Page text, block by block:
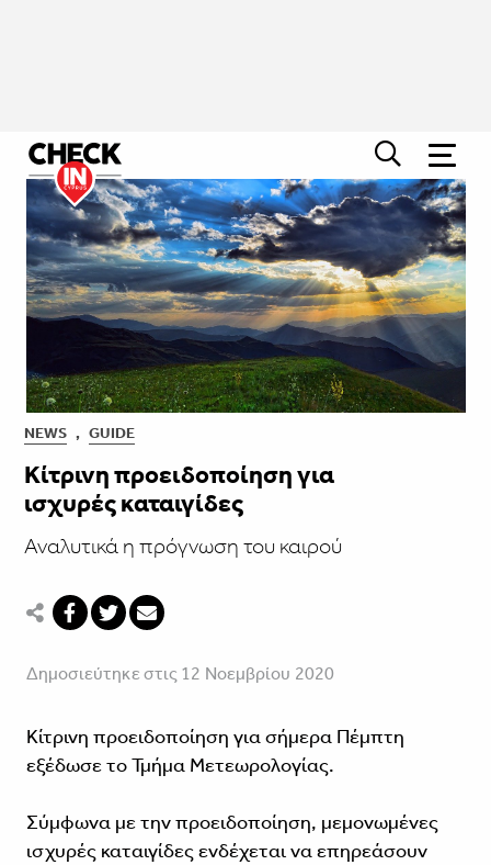
NEWS , GUIDE
Κίτρινη προειδοποίηση για
ισχυρές καταιγίδες
Αναλυτικά η πρόγνωση του καιρού
Δημοσιεύτηκε στις 12 Νοεμβρίου 2020
Κίτρινη προειδοποίηση για σήμερα Πέμπτη
εξέδωσε το Τμήμα Μετεωρολογίας.
Σύμφωνα με την προειδοποίηση, μεμονωμένες
ισχυρές καταιγίδες ενδέχεται να επηρεάσουν